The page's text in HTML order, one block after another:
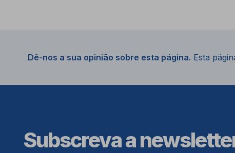
Dê-nos a sua opinião sobre esta página. Esta
Subscreva a